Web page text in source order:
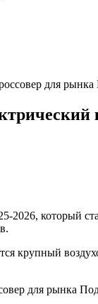
для
2026, который
крупный